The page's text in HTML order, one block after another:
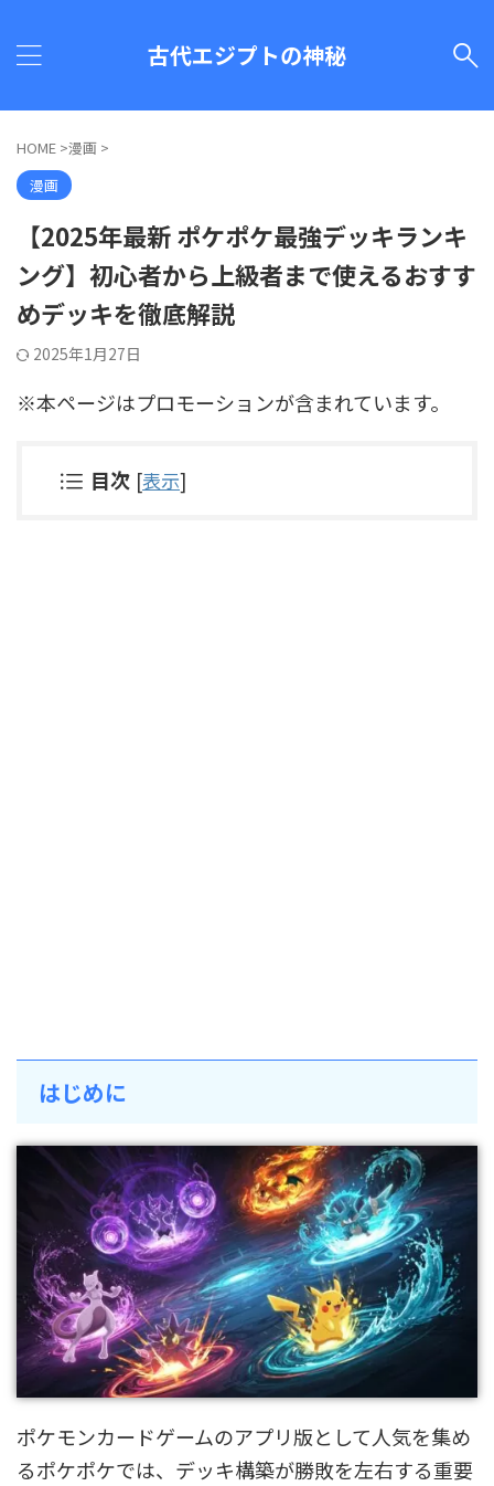
古代エジプトの神秘
HOME >漫画 >
漫画
【2025年最新 ポケポケ最強デッキランキ
ング】初心者から上級者まで使えるおすす
めデッキを徹底解説
2025年1月27日
※本ページはプロモーションが含まれています。
目次 [表示]
はじめに
ポケモンカードゲームのアプリ版として人気を集め
るポケポケでは、デッキ構築が勝敗を左右する重要